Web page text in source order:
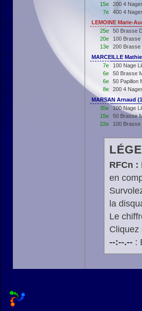
15e
200 4
7e
400 4
LEMOINE Marie-
25e
50 Brasse
20e
100 Brasse
13e
200 Brasse
MARCEILLE
7e
100 Nage
6e
50 Brasse
6e
50 Papillon
8e
200 4
MARSAN Arnaud
35e
100 Nage
15e
50 Brasse
22e
100
RFCn :
en
la
Le
Cliquez
--:--.--: